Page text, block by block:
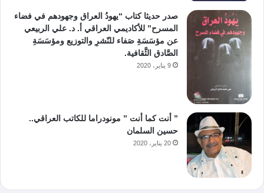
صدر حديثا كتاب “يهودُ العراق وجهودهم في فضاء
المسرح” للأكاديمي العراقي أ. د. علي الربيعي
عن مؤسَسَةِ صَفاء للنّشرِ والتوزيع ومؤسَسَةِ
الصَّادق الثَّقافية.
9 يناير، 2020
” أنت كما أنت ” مونودراما للكاتب العراقي..
حسين السلمان
20 يناير، 2020